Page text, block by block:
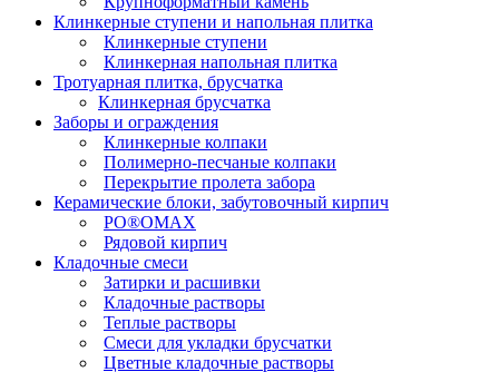
Клинкерные ступени и напольная плитка
Клинкерные ступени
Клинкерная напольная плитка
Тротуарная плитка, брусчатка
Клинкерная брусчатка
Заборы и ограждения
Клинкерные колпаки
Полимерно-песчаные колпаки
Перекрытие пролета забора
Керамические блоки, забутовочный кирпич
PO®OMAX
Рядовой кирпич
Кладочные смеси
Затирки и расшивки
Кладочные растворы
Теплые растворы
Смеси для укладки брусчатки
Цветные кладочные растворы